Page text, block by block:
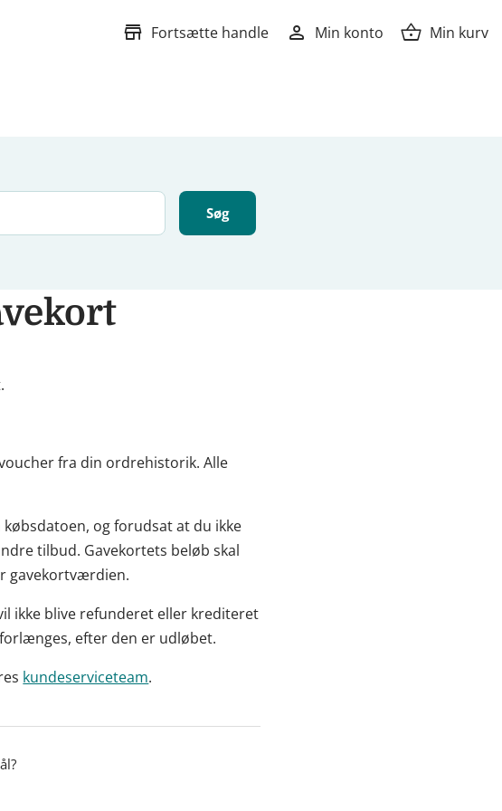
store Fortsætte handle person Min konto shopping_basket Min kurv
fra din ordrehistorik. Alle
og forudsat at du ikke
tilbud. Gavekortets beløb skal
gavekortværdien.
ikke blive refunderet eller krediteret
efter den er udløbet.
kundeserviceteam.